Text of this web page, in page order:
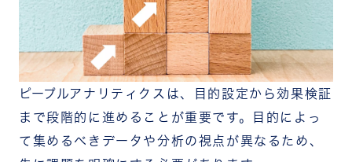
ピープルアナリティクスは、目的設定から効果検証
まで段階的に進めることが重要です。
目的によっ
て集めるべきデータや分析の視点が異なるため、